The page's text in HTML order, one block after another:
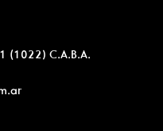
(1022) C.A.B.A.